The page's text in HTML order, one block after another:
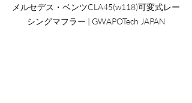
メルセデス・ベンツCLA45(w118)可変式レー
シングマフラー | GWAPOTech JAPAN